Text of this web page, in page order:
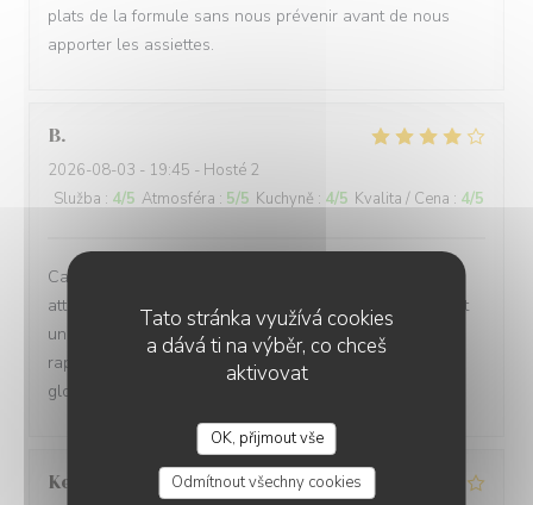
Tato stránka využívá cookies
a dává ti na výběr, co chceš
aktivovat
OK, přijmout vše
Odmítnout všechny cookies
plats de la formule sans nous prévenir avant de nous
apporter les assiettes.
B
2026-08-03 - 19:45 - Hosté 2
Služba : 4/5 Atmosféra : 5/5 Kuchyně : 4/5 Kvalita / Cena : 4/5
Cadre chaleureux , Accueil attentif , Carte et Menu
attractifs pour tous les goûts , Carte des vins permettant
un bon choix , Cuisine soignée , Service rapide , prix en
rapport . Parking gratuit à proximité . Etions un couple :
globalement très satisfaits .
Kerleau